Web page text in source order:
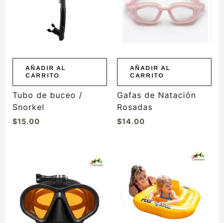
AÑADIR AL
CARRITO
Tubo de buceo /
Snorkel
$15.00
AÑADIR AL
CARRITO
Gafas de Natación
Rosadas
$14.00